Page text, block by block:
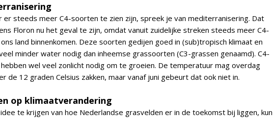
er steeds meer C4-soorten te zien zijn, spreek je van mediterranisering. Dat
Floron nu het geval te zijn, omdat vanuit zuidelijke streken steeds meer C4-
land binnenkomen. Deze soorten gedijen goed in (sub)tropisch klimaat en
minder water nodig dan inheemse grassoorten (C3-grassen genaamd). C4-
wel veel zonlicht nodig om te groeien. De temperatuur mag overdag
de 12 graden Celsius zakken, maar vanaf juni gebeurt dat ook niet in.
op klimaatverandering
te krijgen van hoe Nederlandse grasvelden er in de toekomst bij liggen, kun